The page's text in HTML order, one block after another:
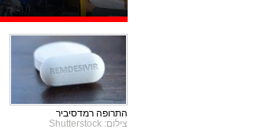
התרופה רמדסיביר
צילום: Shutterstock